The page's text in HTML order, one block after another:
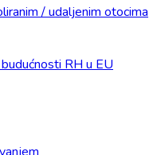
/ udaljenim otocima
RH u EU